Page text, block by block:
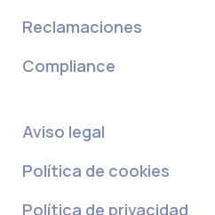
Reclamaciones
Compliance
Aviso legal
Política de cookies
Política de privacidad